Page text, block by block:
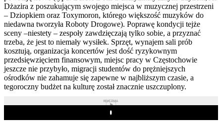
Dżazira z poszukującym swojego miejsca w muzycznej przestrzeni
– Dziopkiem oraz Toxymoron, którego większość muzyków do
niedawna tworzyła Roboty Drogowe). Poprawę kondycji tejże
sceny –niestety – zespoły zawdzięczają tylko sobie, a przyznać
trzeba, że jest to niemały wysiłek. Sprzęt, wynajem sali prób
kosztują, organizacja koncertów jest dość ryzykownym
przedsięwzięciem finansowym, miejsc pracy w Częstochowie
jeszcze nie przybyło, migracji studentów do prężniejszych
ośrodków nie zahamuje się zapewne w najbliższym czasie, a
tegoroczny budżet na kulturę został znacznie uszczuplony.
REKLAMA
Play